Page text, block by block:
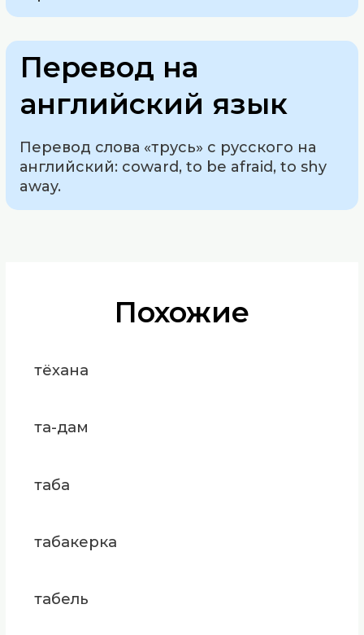
Перевод на
английский язык
Перевод слова «трусь» с русского на
английский: coward, to be afraid, to shy
away.
Похожие
тёхана
та-дам
таба
табакерка
табель